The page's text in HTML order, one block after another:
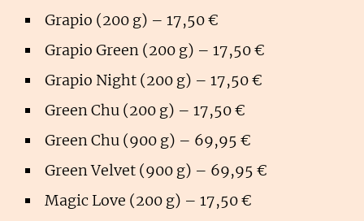
Grapio (200 g) – 17,50 €
Grapio Green (200 g) – 17,50 €
Grapio Night (200 g) – 17,50 €
Green Chu (200 g) – 17,50 €
Green Chu (900 g) – 69,95 €
Green Velvet (900 g) – 69,95 €
Magic Love (200 g) – 17,50 €